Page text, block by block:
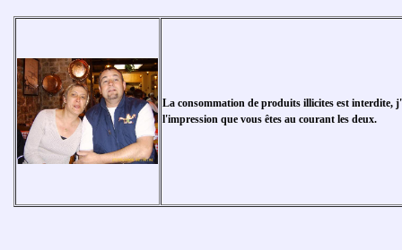
La consommation de produits illicites est interdite,
l'impression que vous êtes au courant les deux.